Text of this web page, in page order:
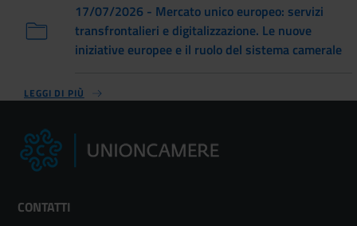
17/07/2026 - Mercato unico europeo: servizi
transfrontalieri e digitalizzazione. Le nuove
iniziative europee e il ruolo del sistema camerale
LEGGI DI PIÙ
CONTATTI